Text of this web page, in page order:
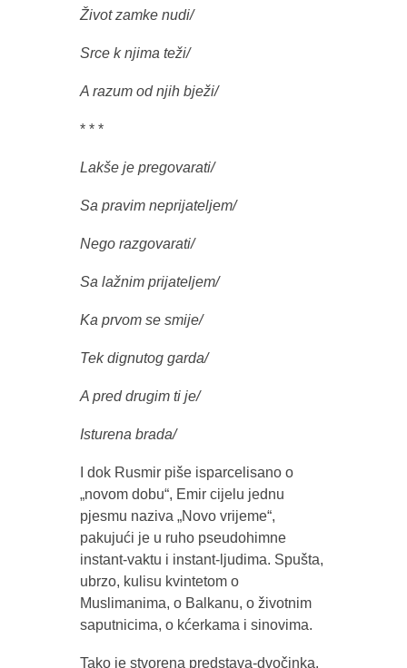
Život zamke nudi/
Srce k njima teži/
A razum od njih bježi/
* * *
Lakše je pregovarati/
Sa pravim neprijateljem/
Nego razgovarati/
Sa lažnim prijateljem/
Ka prvom se smije/
Tek dignutog garda/
A pred drugim ti je/
Isturena brada/
I dok Rusmir piše isparcelisano o
„novom dobu“, Emir cijelu jednu
pjesmu naziva „Novo vrijeme“,
pakujući je u ruho pseudohimne
instant-vaktu i instant-ljudima. Spušta,
ubrzo, kulisu kvintetom o
Muslimanima, o Balkanu, o životnim
saputnicima, o kćerkama i sinovima.
Tako je stvorena predstava-dvočinka.